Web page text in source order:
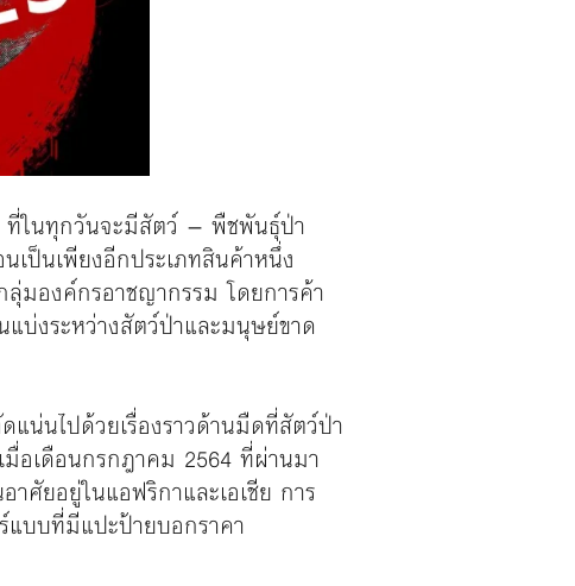
ที่ในทุกวันจะมีสัตว์ – พืชพันธุ์ป่า
ป็นเพียงอีกประเภทสินค้าหนึ่ง
ลุ่มองค์กรอาชญากรรม โดยการค้า
แบ่งระหว่างสัตว์ป่าและมนุษย์ขาด
นไปด้วยเรื่องราวด้านมืดที่สัตว์ป่า
มื่อเดือนกรกฎาคม 2564 ที่ผ่านมา
ศัยอยู่ในแอฟริกาและเอเชีย การ
แบบที่มีแปะป้ายบอกราคา